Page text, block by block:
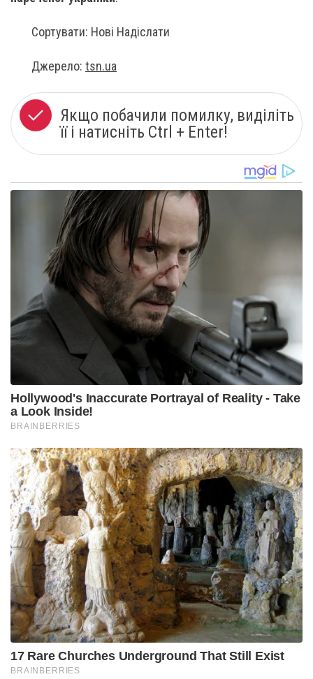
Сортувати: Нові Надіслати
Джерело: tsn.ua
Якщо побачили помилку, виділіть
її і натисніть Ctrl + Enter!
Hollywood's Inaccurate Portrayal of Reality - Take
a Look Inside!
BRAINBERRIES
17 Rare Churches Underground That Still Exist
BRAINBERRIES